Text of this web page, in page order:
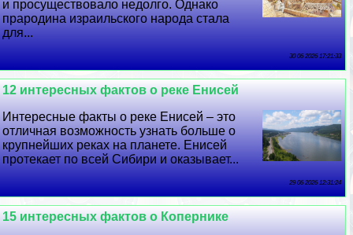
и просуществовало недолго. Однако
прародина израильского народа стала
для...
30 06 2026 17:21:33
12 интересных фактов о реке Енисей
Интересные факты о реке Енисей – это
отличная возможность узнать больше о
крупнейших реках на планете. Енисей
протекает по всей Сибири и оказывает...
29 06 2026 12:31:24
15 интересных фактов о Копернике